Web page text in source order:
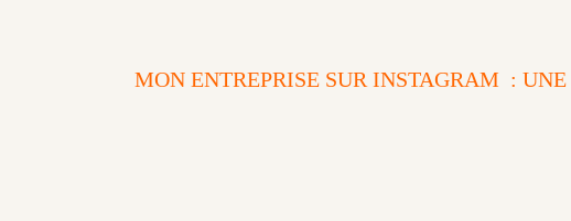
MON ENTREPRISE SUR INSTAGRAM : UNE